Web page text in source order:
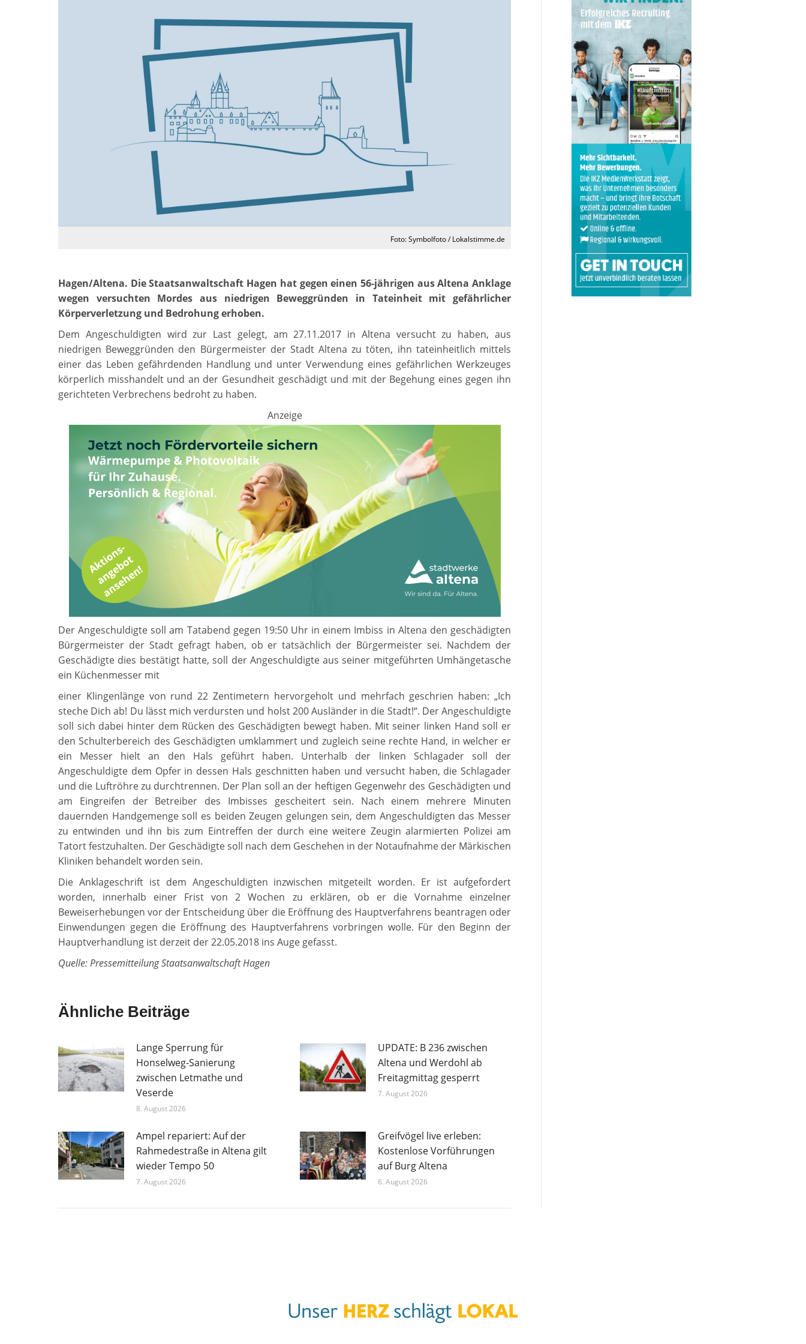
Foto: Symbolfoto / Lokalstimme.de
Hagen/Altena. Die Staatsanwaltschaft Hagen hat gegen einen 56-jährigen aus Altena Anklage
wegen versuchten Mordes aus niedrigen Beweggründen in Tateinheit mit gefährlicher
Körperverletzung und Bedrohung erhoben.
Dem Angeschuldigten wird zur Last gelegt, am 27.11.2017 in Altena versucht zu haben, aus
niedrigen Beweggründen den Bürgermeister der Stadt Altena zu töten, ihn tateinheitlich mittels
einer das Leben gefährdenden Handlung und unter Verwendung eines gefährlichen Werkzeuges
körperlich misshandelt und an der Gesundheit geschädigt und mit der Begehung eines gegen ihn
gerichteten Verbrechens bedroht zu haben.
Anzeige
Der Angeschuldigte soll am Tatabend gegen 19:50 Uhr in einem Imbiss in Altena den geschädigten
Bürgermeister der Stadt gefragt haben, ob er tatsächlich der Bürgermeister sei. Nachdem der
Geschädigte dies bestätigt hatte, soll der Angeschuldigte aus seiner mitgeführten Umhängetasche
ein Küchenmesser mit
einer Klingenlänge von rund 22 Zentimetern hervorgeholt und mehrfach geschrien haben: „Ich
steche Dich ab! Du lässt mich verdursten und holst 200 Ausländer in die Stadt!“. Der Angeschuldigte
soll sich dabei hinter dem Rücken des Geschädigten bewegt haben. Mit seiner linken Hand soll er
den Schulterbereich des Geschädigten umklammert und zugleich seine rechte Hand, in welcher er
ein Messer hielt an den Hals geführt haben. Unterhalb der linken Schlagader soll der
Angeschuldigte dem Opfer in dessen Hals geschnitten haben und versucht haben, die Schlagader
und die Luftröhre zu durchtrennen. Der Plan soll an der heftigen Gegenwehr des Geschädigten und
am Eingreifen der Betreiber des Imbisses gescheitert sein. Nach einem mehrere Minuten
dauernden Handgemenge soll es beiden Zeugen gelungen sein, dem Angeschuldigten das Messer
zu entwinden und ihn bis zum Eintreffen der durch eine weitere Zeugin alarmierten Polizei am
Tatort festzuhalten. Der Geschädigte soll nach dem Geschehen in der Notaufnahme der Märkischen
Kliniken behandelt worden sein.
Die Anklageschrift ist dem Angeschuldigten inzwischen mitgeteilt worden. Er ist aufgefordert
worden, innerhalb einer Frist von 2 Wochen zu erklären, ob er die Vornahme einzelner
Beweiserhebungen vor der Entscheidung über die Eröffnung des Hauptverfahrens beantragen oder
Einwendungen gegen die Eröffnung des Hauptverfahrens vorbringen wolle. Für den Beginn der
Hauptverhandlung ist derzeit der 22.05.2018 ins Auge gefasst.
Quelle: Pressemitteilung Staatsanwaltschaft Hagen
Ähnliche Beiträge
Lange Sperrung für
Honselweg-Sanierung
zwischen Letmathe und
Veserde
8. August 2026
UPDATE: B 236 zwischen
Altena und Werdohl ab
Freitagmittag gesperrt
7. August 2026
Ampel repariert: Auf der
Rahmedestraße in Altena gilt
wieder Tempo 50
7. August 2026
Greifvögel live erleben:
Kostenlose Vorführungen
auf Burg Altena
6. August 2026